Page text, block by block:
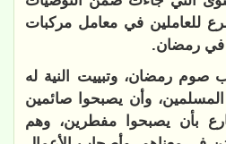
للعاملين في معامل مركبات
في رمضان.
صوم رمضان، وتبييت النية له
وأن يصبحوا صائمين
بأن يصبحوا مفطرين، وهم